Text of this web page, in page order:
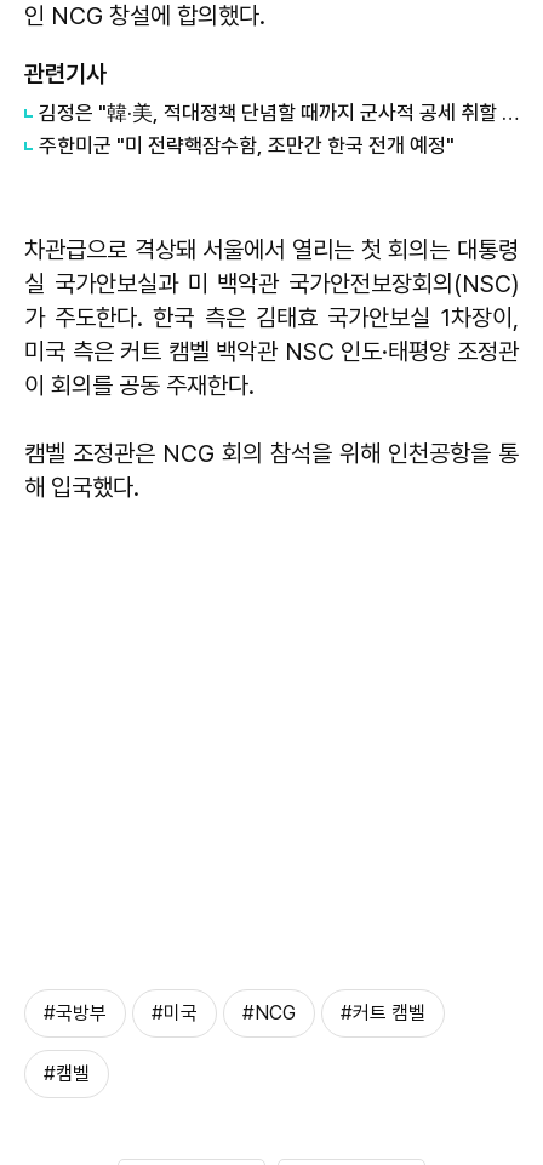
인 NCG 창설에 합의했다.
관련기사
김정은 "韓·美, 적대정책 단념할 때까지 군사적 공세 취할 것"
​주한미군 "미 전략핵잠수함, 조만간 한국 전개 예정"
차관급으로 격상돼 서울에서 열리는 첫 회의는 대통령
실 국가안보실과 미 백악관 국가안전보장회의(NSC)
가 주도한다. 한국 측은 김태효 국가안보실 1차장이,
미국 측은 커트 캠벨 백악관 NSC 인도·태평양 조정관
이 회의를 공동 주재한다.
캠벨 조정관은 NCG 회의 참석을 위해 인천공항을 통
해 입국했다.
#국방부 #미국 #NCG #커트 캠벨
#캠벨